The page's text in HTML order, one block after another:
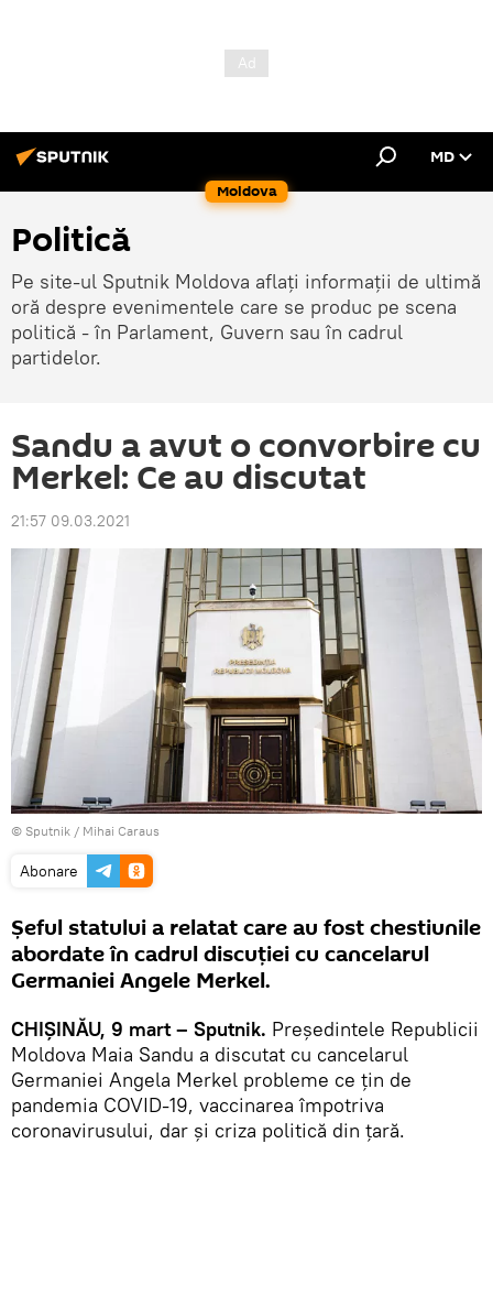
Moldova
MD
Politică
Pe site-ul Sputnik Moldova aflați informații de ultimă
oră despre evenimentele care se produc pe scena
politică - în Parlament, Guvern sau în cadrul
partidelor.
Sandu a avut o convorbire cu
Merkel: Ce au discutat
21:57 09.03.2021
© Sputnik / Mihai Caraus
Abonare
Șeful statului a relatat care au fost chestiunile
abordate în cadrul discuției cu cancelarul
Germaniei Angele Merkel.
CHIȘINĂU, 9 mart – Sputnik. Președintele Republicii
Moldova Maia Sandu a discutat cu cancelarul
Germaniei Angela Merkel probleme ce țin de
pandemia COVID-19, vaccinarea împotriva
coronavirusului, dar și criza politică din țară.